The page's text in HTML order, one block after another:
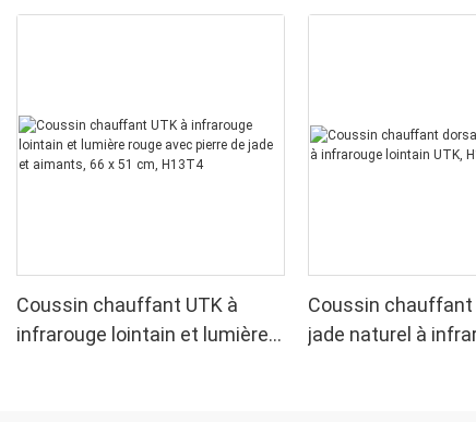
Coussin chauffant UTK à
infrarouge lointain et lumière
Coussin chauffant
jade naturel à